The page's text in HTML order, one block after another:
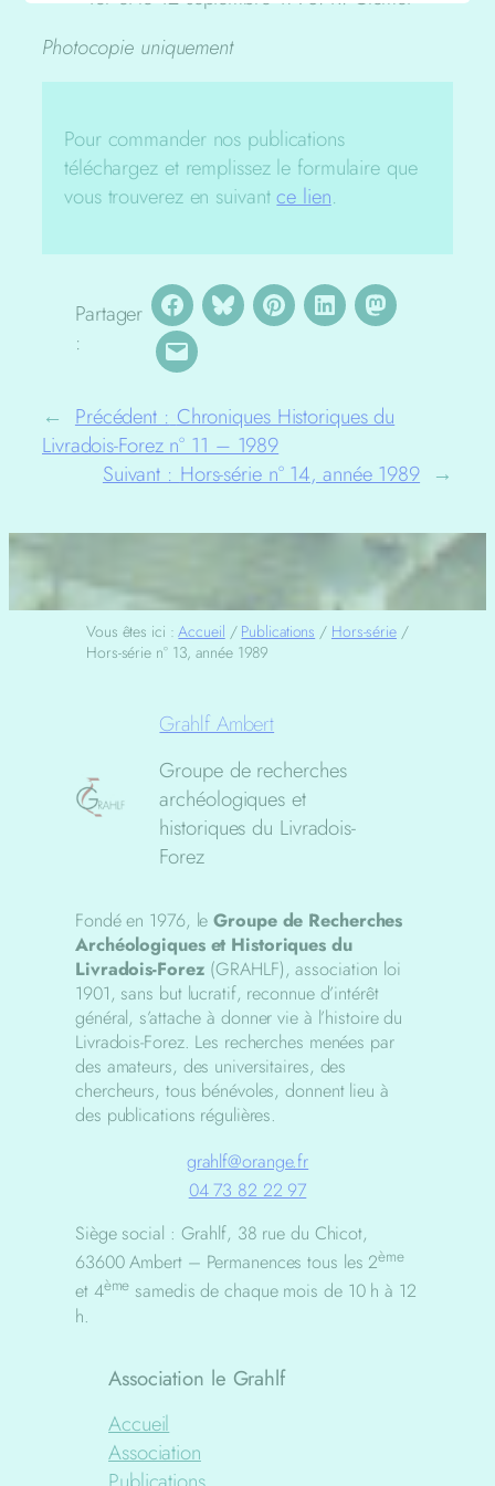
Photocopie uniquement
Pour commander nos publications
téléchargez et remplissez le formulaire que
vous trouverez en suivantce lien.
Partager
:
← Précédent : Chroniques Historiques du
Livradois-Forez n° 11 – 1989
Suivant : Hors-série n° 14, année 1989 →
Vous êtes ici :Accueil / Publications / Hors-série/
Hors-série n° 13, année 1989
Grahlf Ambert
Groupe de recherches
archéologiques et
historiques du Livradois-
Forez
Fondé en 1976, leGroupe de Recherches
Archéologiques et Historiques du
Livradois-Forez (GRAHLF), association loi
1901, sans but lucratif, reconnue d’intérêt
général, s’attache à donner vie à l’histoire du
Livradois-Forez. Les recherches menées par
des amateurs, des universitaires, des
chercheurs, tous bénévoles, donnent lieu à
des publications régulières.
grahlf@orange.fr
04 73 82 22 97
Siège social : Grahlf, 38 rue du Chicot,
63600 Ambert – Permanences tous les 2ème
et 4ème samedis de chaque mois de 10 h à 12
h.
Association le Grahlf
Accueil
Association